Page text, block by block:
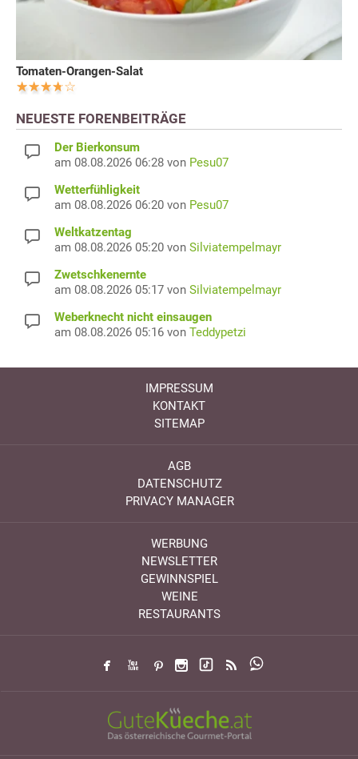
Tomaten-Orangen-Salat
NEUESTE FORENBEITRÄGE
Der Bierkonsum
am 08.08.2026 06:28 von Pesu07
Wetterfühligkeit
am 08.08.2026 06:20 von Pesu07
Weltkatzentag
am 08.08.2026 05:20 von Silviatempelmayr
Zwetschkenernte
am 08.08.2026 05:17 von Silviatempelmayr
Weberknecht nicht einsaugen
am 08.08.2026 05:16 von Teddypetzi
IMPRESSUM
KONTAKT
SITEMAP
AGB
DATENSCHUTZ
PRIVACY MANAGER
WERBUNG
NEWSLETTER
GEWINNSPIEL
WEINE
RESTAURANTS